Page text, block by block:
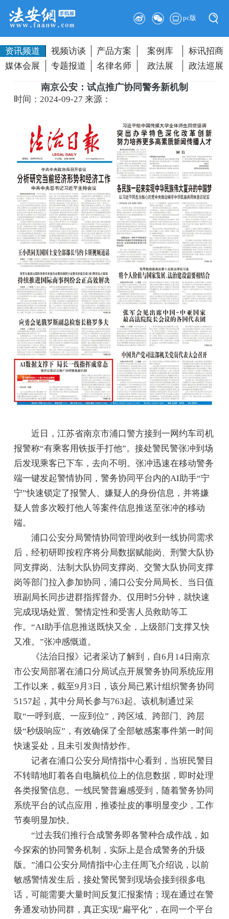
pc版
资讯频道 视频访谈 产品方案 案例库
标讯招商
媒体会展
专题报道 名律名师 政法展 政法巡展
南京公安：试点推广协同警务新机制
时间：2024-09-27来源：
近日，江苏省南京市浦口警方接到一网约车司机
报警称“有乘客用铁扳手打他”。接处警民警张冲到场
后发现乘客已下车，去向不明。张冲迅速在移动警务
端一键发起警情协同，警务协同平台内的AI助手“宁
宁”快速锁定了报警人、嫌疑人的身份信息，并将嫌
疑人曾多次殴打他人等案件信息推送至张冲的移动
端。
浦口公安分局警情协同管理岗收到一线协同需求
后，经初研即按程序将分局数据赋能岗、刑警大队协
同支撑岗、法制大队协同支撑岗、交警大队协同支撑
岗等部门拉入参加协同，浦口公安分局局长、当日值
班副局长同步进群指挥督办。仅用时5分钟，就快速
完成现场处置、警情定性和受害人员救助等工
作。“AI助手信息推送既快又全，上级部门支撑又快
又准。”张冲感慨道。
《法治日报》记者采访了解到，自6月14日南京
市公安局部署在浦口分局试点开展警务协同系统应用
工作以来，截至9月3日，该分局已累计组织警务协同
5157起，其中分局长参与763起。该机制通过采
取“一呼到底、一应到位”，跨区域、跨部门、跨层
级“秒级响应”，有效确保了全部敏感案事件第一时间
快速妥处，且未引发舆情炒作。
记者在浦口公安分局情指中心看到，当班民警目
不转睛地盯着各自电脑机位上的信息数据，即时处理
各类报警信息。一线民警普遍感受到，随着警务协同
系统平台的试点应用，推诿扯皮的事明显变少，工作
节奏明显加快。
“过去我们推行合成警务即各警种合成作战，如
今探索的协同警务机制，实际上是合成警务的升级
版。”浦口公安分局情指中心主任周飞介绍说，以前
敏感警情发生后，接处警民警到现场会接到很多电
话，可能需要大量时间反复汇报案情；现在通过在警
务通发动协同群，真正实现“扁平化”，在同一个平台